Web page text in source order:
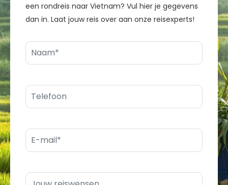
een rondreis naar Vietnam? Vul hier je gegevens
dan in. Laat jouw reis over aan onze reisexperts!